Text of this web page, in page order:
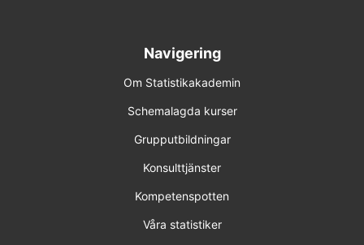
Navigering
Om Statistikakademin
Schemalagda kurser
Grupputbildningar
Konsulttjänster
Kompetenspotten
Våra statistiker